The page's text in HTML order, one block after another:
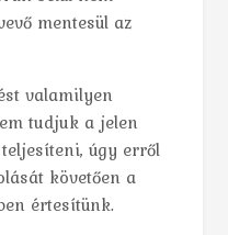
mentesül az
valamilyen
tudjuk a jelen
úgy erről
követően a
értesítünk.